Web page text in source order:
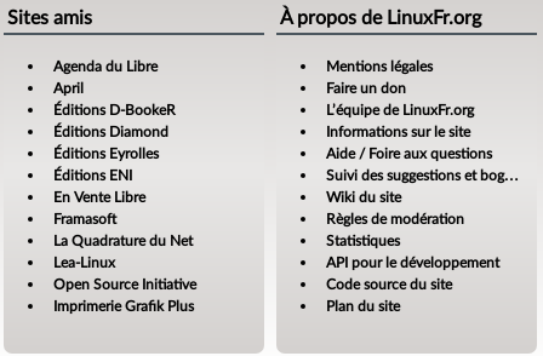
Sites amis
Agenda du Libre
April
Éditions D-BookeR
Éditions Diamond
Éditions Eyrolles
Éditions ENI
En Vente Libre
Framasoft
La Quadrature du Net
Lea-Linux
Open Source Initiative
Imprimerie Grafik Plus
À propos de LinuxFr.org
Mentions légales
Faire un don
L’équipe de LinuxFr.org
Informations sur le site
Aide / Foire aux questions
Suivi des suggestions et bogues
Wiki du site
Règles de modération
Statistiques
API pour le développement
Code source du site
Plan du site